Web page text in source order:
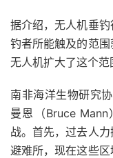
据介绍，无人机垂
钓者所能触及的范
无人机扩大了这个范
南非海洋生物研究
曼恩（Bruce
战。首先，过去人
避难所，现在这些